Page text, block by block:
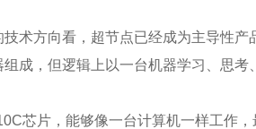
术方向看，超节点已经成为主导性产
成，但逻辑上以一台机器学习、思考
芯片，能够像一台计算机一样工作